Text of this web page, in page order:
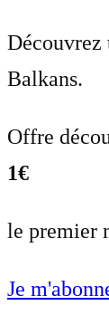
Découvrez
Balkans.
Offre
1€
le premier
Je